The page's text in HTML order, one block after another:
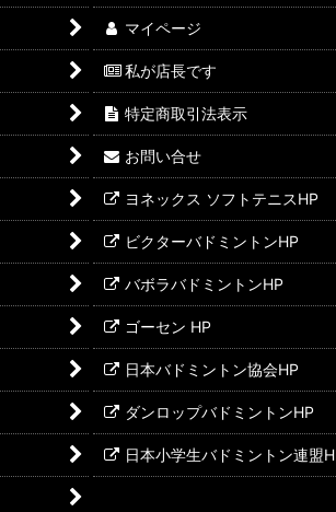
マイページ
私が店長です
特定商取引法表示
お問い合せ
ヨネックス ソフトテニスHP
ビクターバドミントンHP
バボラバドミントンHP
ゴーセン HP
日本バドミントン協会HP
ダンロップバドミントンHP
日本小学生バドミントン連盟